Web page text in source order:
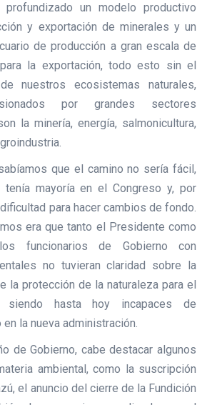
un modelo productivo
y exportación de minerales y un
de producción a gran escala de
la exportación, todo esto sin el
nuestros ecosistemas naturales,
por grandes sectores
la minería, energía, salmonicultura,
que el camino no sería fácil,
mayoría en el Congreso y, por
para hacer cambios de fondo.
era que tanto el Presidente como
funcionarios de Gobierno con
no tuvieran claridad sobre la
la protección de la naturaleza para el
siendo hasta hoy incapaces de
la nueva administración.
de Gobierno, cabe destacar algunos
ambiental, como la suscripción
el anuncio del cierre de la Fundición